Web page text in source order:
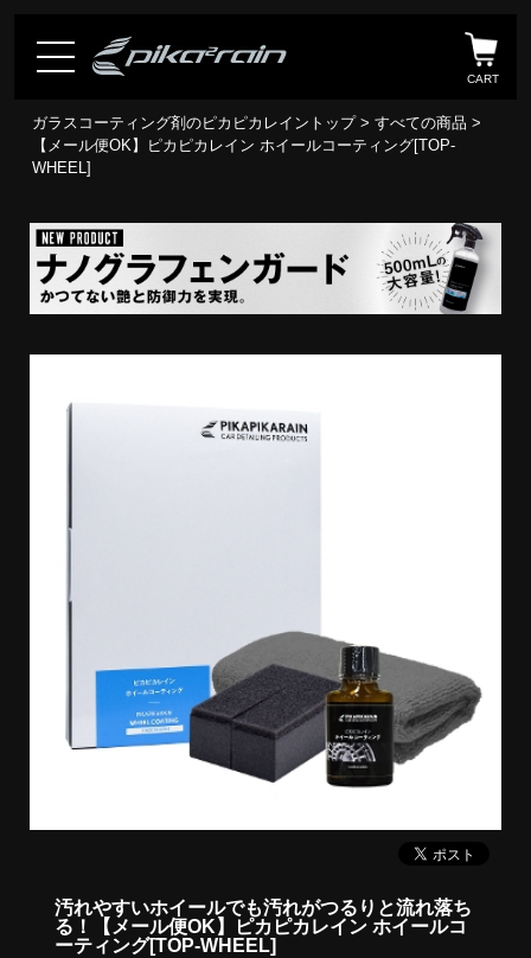
CART
ガラスコーティング剤のピカピカレイントップ> すべての商品 >
【メール便OK】ピカピカレイン ホイールコーティング[TOP-
WHEEL]
汚れやすいホイールでも汚れがつるりと流れ落ち
る！
【メール便OK】ピカピカレイン ホイールコ
ーティング[TOP-WHEEL]